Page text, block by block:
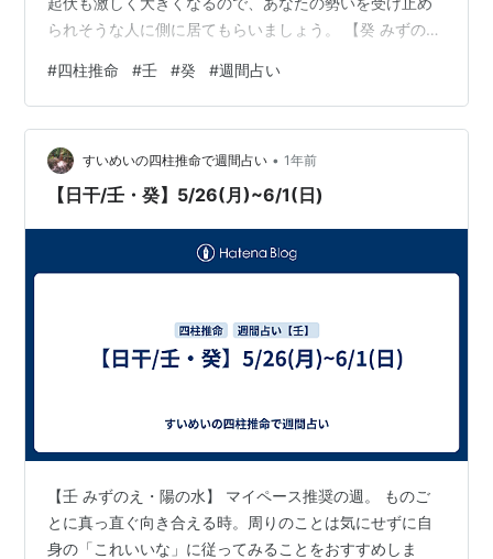
られそうな人に側に居てもらいましょう。 【癸 みずの
すし、周りにもいい勢いを持っている人が現れそうで
す。あなたの勢いをその人に足すことで、一緒にレベル
の高いものごとに挑むことも可能です。挑戦の時。
#四柱推命 #壬 #癸 #週間占い
すいめいの四柱推命で週間占い • 1年前
【日干/壬・癸】5/26(月)~6/1(日)
【壬 みずのえ・陽の水】 マイペース推奨の週。 ものご
とに真っ直ぐ向き合える時。周りのことは気にせずに自
身の「これいいな」に従ってみることをおすすめしま